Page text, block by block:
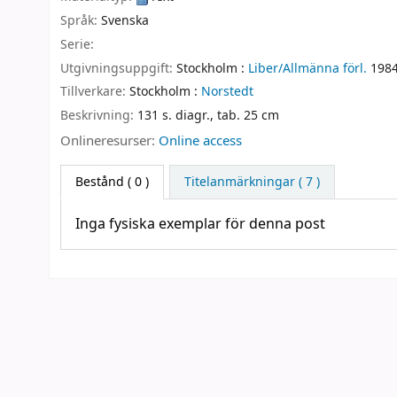
Språk: Svenska
Serie:
Utgivningsuppgift: Stockholm : Liber/Allmänna förl.
Tillverkare: Stockholm : Norstedt
Beskrivning: 131 s. diagr., tab. 25 cm
Onlineresurser: Online access
Bestånd ( 0 ) Titelanmärkningar ( 7 )
Inga fysiska exemplar för denna post